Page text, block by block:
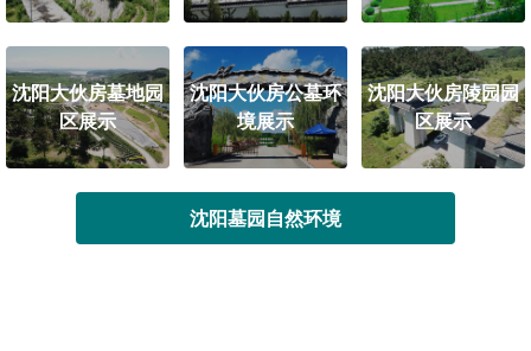
沈阳大伙房墓地园
区展示
沈阳大伙房公墓环
境展示
沈阳大伙房陵园园
区展示
沈阳墓园自然环境